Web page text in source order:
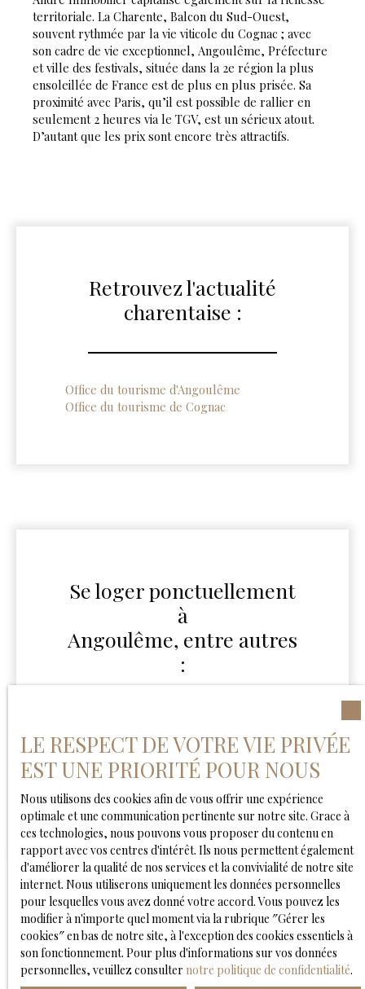
territoriale. La Charente, Balcon du Sud-Ouest,
souvent rythmée par la vie viticole du Cognac ; avec
son cadre de vie exceptionnel, Angoulême, Préfecture
et ville des festivals, située dans la 2e région la plus
ensoleillée de France est de plus en plus prisée. Sa
proximité avec Paris, qu’il est possible de rallier en
seulement 2 heures via le TGV, est un sérieux atout.
D’autant que les prix sont encore très attractifs.
Retrouvez l'actualité
charentaise :
Office du tourisme d'Angoulême
Office du tourisme de Cognac
Se loger ponctuellement
à
Angoulême, entre autres
:
Au coeur de la vieille ville - L'Hôtel du
Palais
Au coeur de la ville proche des Halles
centrales : l'Hôtel Mercure
JE RECHERCHE UN BIEN
LE RESPECT DE VOTRE VIE PRIVÉE
EST UNE PRIORITÉ POUR NOUS
Nous utilisons des cookies afin de vous offrir une expérience
optimale et une communication pertinente sur notre site. Grace à
ces technologies, nous pouvons vous proposer du contenu en
rapport avec vos centres d'intérêt. Ils nous permettent également
d'améliorer la qualité de nos services et la convivialité de notre site
internet. Nous utiliserons uniquement les données personnelles
pour lesquelles vous avez donné votre accord. Vous pouvez les
modifier à n'importe quel moment via la rubrique ″Gérer les
cookies″ en bas de notre site, à l'exception des cookies essentiels à
son fonctionnement. Pour plus d'informations sur vos données
personnelles, veuillez consulter notre politique de confidentialité.